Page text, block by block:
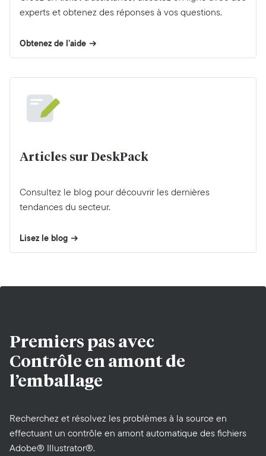
experts et obtenez des réponses à vos questions.
Obtenez de l’aide
Articles sur DeskPack
Consultez le blog pour découvrir les dernières
tendances du secteur.
Lisez le blog
Premiers pas avec
Contrôle en amont de
l’emballage
Recherchez et résolvez les problèmes à la source en
effectuant un contrôle en amont automatique des fichiers
Adobe® Illustrator®.